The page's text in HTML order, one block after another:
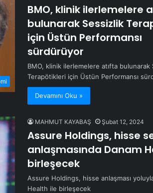
BMO, klinik ilerlemelere
bulunarak Sessizlik
için Üstün Performansı
sürdürüyor
BMO, klinik ilerlemelere atıfta bulunarak
Terapötikleri için Üstün Performansı
Devamını Oku »
MAHMUT KAYABAŞ Şubat 12, 2024
Assure Holdings, hisse
anlaşmasında Danam
birleşecek
Assure Holdings, hisse anlaşması
Health ile birleşecek